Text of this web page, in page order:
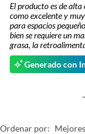
El producto es de alta
como excelente y
para espacios
bien se requiere un
grasa, la
Generado con
Ordenar por: